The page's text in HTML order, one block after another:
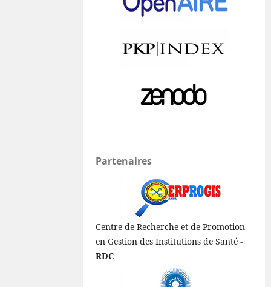
Partenaires
Centre de Recherche et de Promotion
en Gestion des Institutions de Santé -
RDC